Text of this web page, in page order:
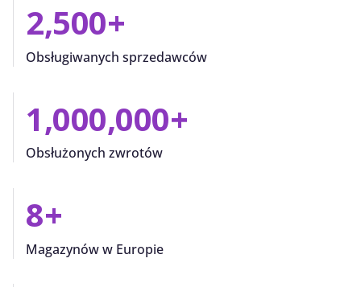
2,500+
Obsługiwanych sprzedawców
1,000,000+
Obsłużonych zwrotów
8+
Magazynów w Europie